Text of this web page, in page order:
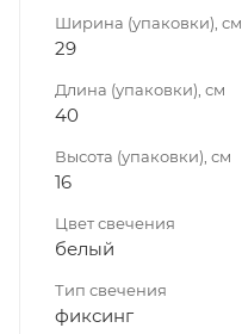
Ширина (упаковки), см
29
Длина (упаковки), см
40
Высота (упаковки), см
16
Цвет свечения
белый
Тип свечения
фиксинг